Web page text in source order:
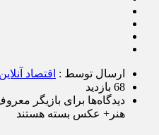
ارسال توسط : اقتصاد آنلاین
68 بازدید
دیدگاه‌ها برای بازیگر
هنر+ عکس بسته هستند